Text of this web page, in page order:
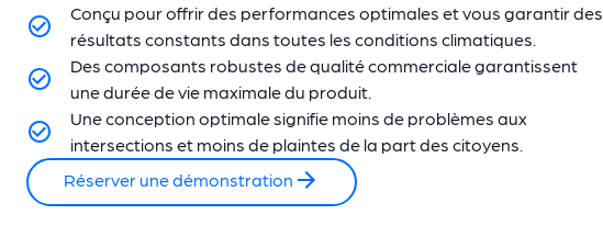
Conçu pour offrir des performances optimales et vous garantir des
résultats constants dans toutes les conditions climatiques.
Des composants robustes de qualité commerciale garantissent
une durée de vie maximale du produit.
Une conception optimale signifie moins de problèmes aux
intersections et moins de plaintes de la part des citoyens.
Réserver une démonstration